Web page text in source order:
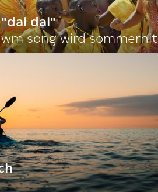
"dai dai"
wm song wird sommerhit